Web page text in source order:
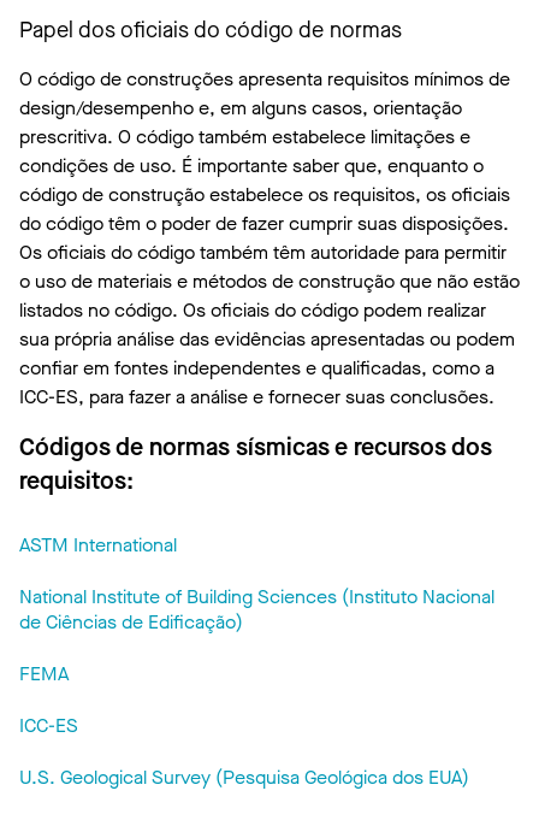
Papel dos oficiais do código de normas
O código de construções apresenta requisitos mínimos de
design/desempenho e, em alguns casos, orientação
prescritiva. O código também estabelece limitações e
condições de uso. É importante saber que, enquanto o
código de construção estabelece os requisitos, os oficiais
do código têm o poder de fazer cumprir suas disposições.
Os oficiais do código também têm autoridade para permitir
o uso de materiais e métodos de construção que não estão
listados no código. Os oficiais do código podem realizar
sua própria análise das evidências apresentadas ou podem
confiar em fontes independentes e qualificadas, como a
ICC-ES, para fazer a análise e fornecer suas conclusões.
Códigos de normas sísmicas e recursos dos
requisitos:
ASTM International
National Institute of Building Sciences (Instituto Nacional
de Ciências de Edificação)
FEMA
ICC-ES
U.S. Geological Survey (Pesquisa Geológica dos EUA)